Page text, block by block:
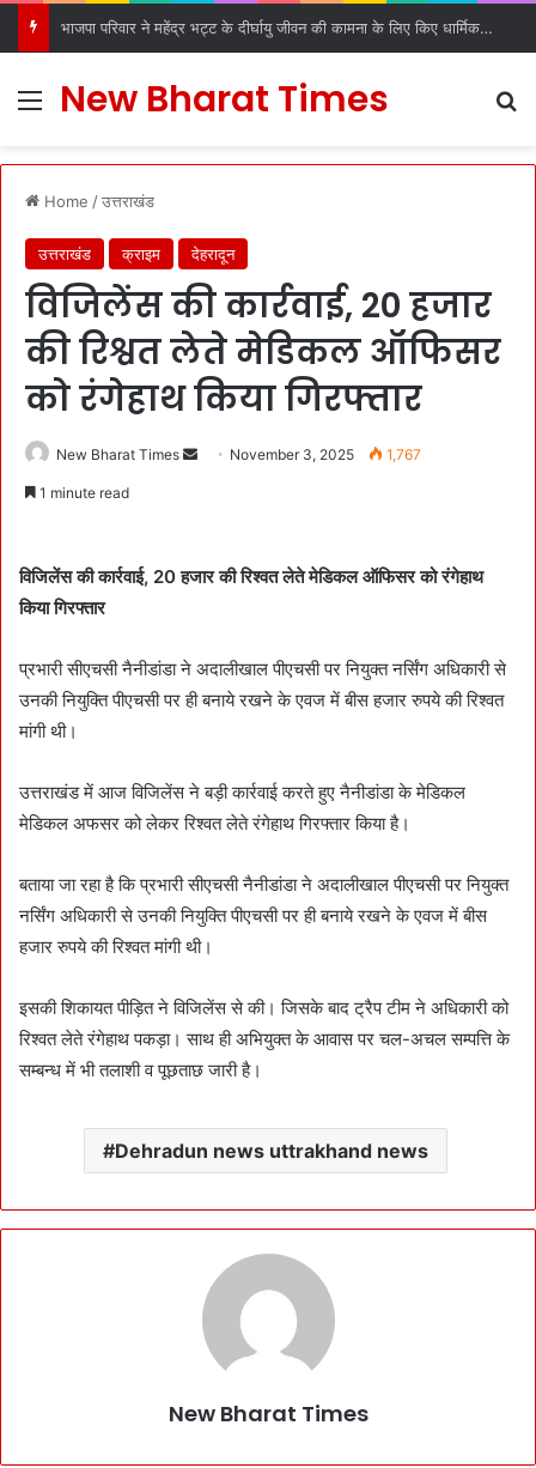
डीएल रोड रविदास मंदिर में स्थापित हुआ पावन कलश, देहरादून में श्रद्धा और उत्साह के साथ हुआ स्वागत
Menu
New Bharat Times
Home /उत्तराखंड
उत्तराखंड क्राइम देहरादून
विजिलेंस की कार्रवाई, 20 हजार
की रिश्वत लेते मेडिकल ऑफिसर
को रंगेहाथ किया गिरफ्तार
New Bharat Times
a
November 3, 2025 1,767
1 minute read
विजिलेंस की कार्रवाई, 20 हजार की रिश्वत लेते मेडिकल ऑफिसर को रंगेहाथ
किया गिरफ्तार
प्रभारी सीएचसी नैनीडांडा ने अदालीखाल पीएचसी पर नियुक्त नर्सिंग अधिकारी से
उनकी नियुक्ति पीएचसी पर ही बनाये रखने के एवज में बीस हजार रुपये की रिश्वत
मांगी थी।
उत्तराखंड में आज विजिलेंस ने बड़ी कार्रवाई करते हुए नैनीडांडा के मेडिकल
मेडिकल अफसर को लेकर रिश्वत लेते रंगेहाथ गिरफ्तार किया है।
बताया जा रहा है कि प्रभारी सीएचसी नैनीडांडा ने अदालीखाल पीएचसी पर नियुक्त
नर्सिंग अधिकारी से उनकी नियुक्ति पीएचसी पर ही बनाये रखने के एवज में बीस
हजार रुपये की रिश्वत मांगी थी।
इसकी शिकायत पीड़ित ने विजिलेंस से की। जिसके बाद ट्रैप टीम ने अधिकारी को
रिश्वत लेते रंगेहाथ पकड़ा। साथ ही अभियुक्त के आवास पर चल-अचल सम्पत्ति के
सम्बन्ध में भी तलाशी व पूछताछ जारी है।
Dehradun news uttrakhand news
New Bharat Times